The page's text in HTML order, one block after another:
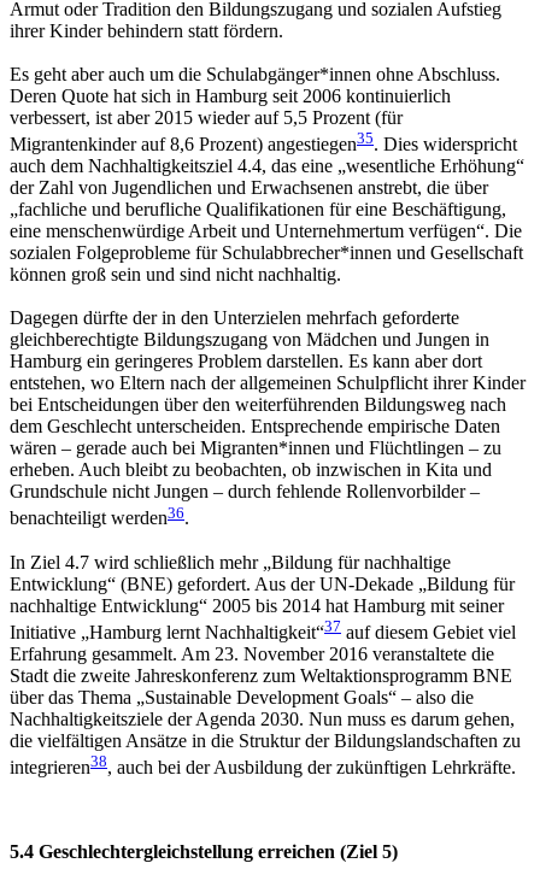
Armut oder Tradition den Bildungszugang und sozialen Aufstieg
ihrer Kinder behindern statt fördern.
Es geht aber auch um die Schulabgänger*innen ohne Abschluss.
Deren Quote hat sich in Hamburg seit 2006 kontinuierlich
verbessert, ist aber 2015 wieder auf 5,5 Prozent (für
Migrantenkinder auf 8,6 Prozent) angestiegen35. Dies widerspricht
auch dem Nachhaltigkeitsziel 4.4, das eine „wesentliche Erhöhung“
der Zahl von Jugendlichen und Erwachsenen anstrebt, die über
„fachliche und berufliche Qualifikationen für eine Beschäftigung,
eine menschenwürdige Arbeit und Unternehmertum verfügen“. Die
sozialen Folgeprobleme für Schulabbrecher*innen und Gesellschaft
können groß sein und sind nicht nachhaltig.
Dagegen dürfte der in den Unterzielen mehrfach geforderte
gleichberechtigte Bildungszugang von Mädchen und Jungen in
Hamburg ein geringeres Problem darstellen. Es kann aber dort
entstehen, wo Eltern nach der allgemeinen Schulpflicht ihrer Kinder
bei Entscheidungen über den weiterführenden Bildungsweg nach
dem Geschlecht unterscheiden. Entsprechende empirische Daten
wären – gerade auch bei Migranten*innen und Flüchtlingen – zu
erheben. Auch bleibt zu beobachten, ob inzwischen in Kita und
Grundschule nicht Jungen – durch fehlende Rollenvorbilder –
benachteiligt werden36.
In Ziel 4.7 wird schließlich mehr „Bildung für nachhaltige
Entwicklung“ (BNE) gefordert. Aus der UN-Dekade „Bildung für
nachhaltige Entwicklung“ 2005 bis 2014 hat Hamburg mit seiner
Initiative „Hamburg lernt Nachhaltigkeit“37 auf diesem Gebiet viel
Erfahrung gesammelt. Am 23. November 2016 veranstaltete die
Stadt die zweite Jahreskonferenz zum Weltaktionsprogramm BNE
über das Thema „Sustainable Development Goals“ – also die
Nachhaltigkeitsziele der Agenda 2030. Nun muss es darum gehen,
die vielfältigen Ansätze in die Struktur der Bildungslandschaften zu
integrieren38, auch bei der Ausbildung der zukünftigen Lehrkräfte.
5.4 Geschlechtergleichstellung erreichen (Ziel 5)